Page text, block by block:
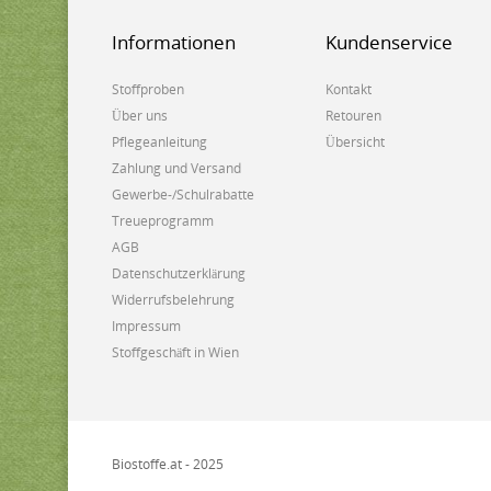
Informationen
Stoffproben
Über uns
Pflegeanleitung
Zahlung und Versand
Gewerbe-/Schulrabatte
Treueprogramm
AGB
Datenschutzerklärung
Widerrufsbelehrung
Impressum
Stoffgeschäft in Wien
Kundenservice
Kontakt
Retouren
Übersicht
Biostoffe.at - 2025